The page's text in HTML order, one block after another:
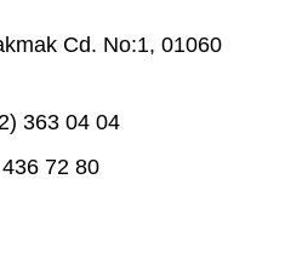
Cd. No:1, 01060
363 04 04
72 80